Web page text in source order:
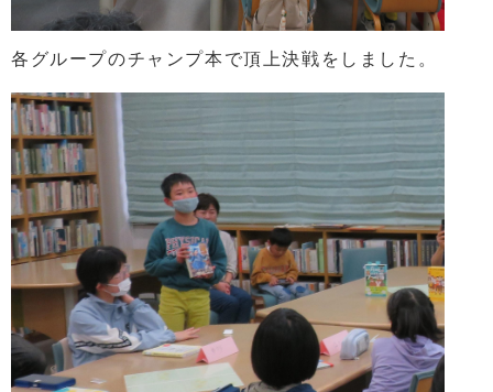
各グループのチャンプ本で頂上決戦をしました。